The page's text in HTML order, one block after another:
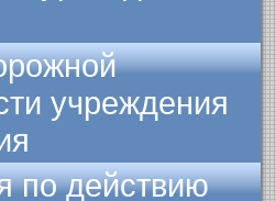
учреждения
по действию